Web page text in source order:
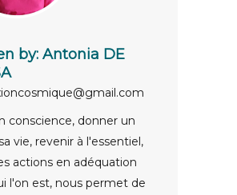
by: Antonia DE
conscience, donner un
vie, revenir à l'essentiel,
actions en adéquation
l'on est, nous permet de